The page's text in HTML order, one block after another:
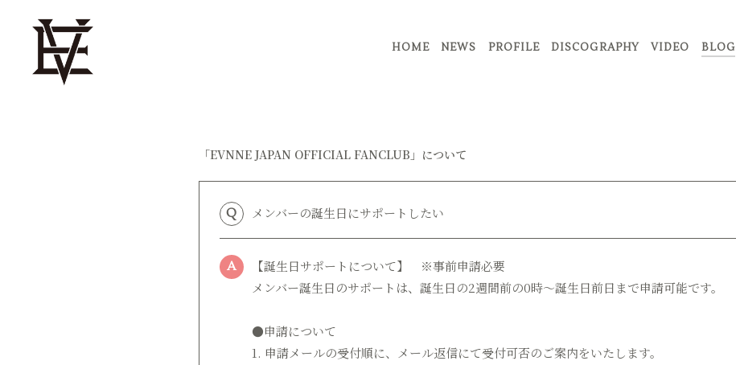
HOME NEWS PROFILE DISCOGRAPHY VIDEO BLOG
「EVNNE JAPAN OFFICIAL FANCLUB」について
Q メンバーの誕生日にサポートしたい
A
【誕生日サポートについて】 ※事前申請必要
メンバー誕生日のサポートは、誕生日の2週間前の0時～誕生日前日まで申請可能です。
●申請について
1. 申請メールの受付順に、メール返信にて受付可否のご案内をいたします。